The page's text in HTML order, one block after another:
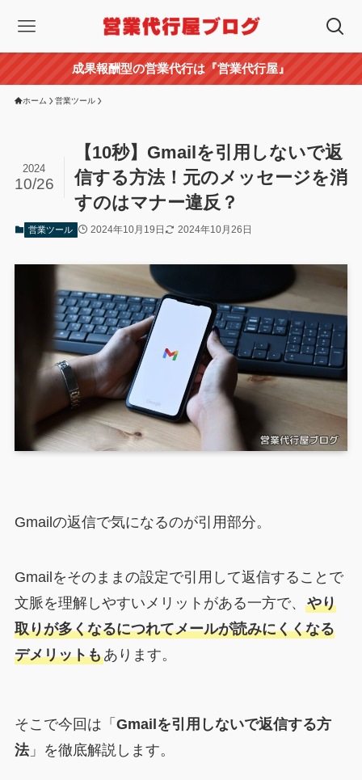
成果報酬型の営業代行は『営業代行屋』
ホーム 営業ツール
【10秒】Gmailを引用しないで返
信する方法！元のメッセージを消
すのはマナー違反？
2024
10/26
営業ツール 2024年10月19日 2024年10月26日
Gmailの返信で気になるのが引用部分。
Gmailをそのままの設定で引用して返信することで
文脈を理解しやすいメリットがある一方で、 やり
取りが多くなるにつれてメールが読みにくくなる
デメリットもあります。
そこで今回は「 Gmailを引用しないで返信する方
法」を徹底解説します。